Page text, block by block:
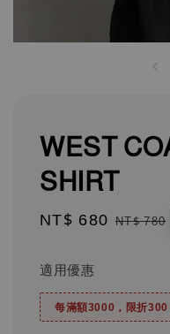
WEST
SHIRT
Sale
NT$ 680 Regular
NT$ 780
適用優惠
每滿額3000，限折300